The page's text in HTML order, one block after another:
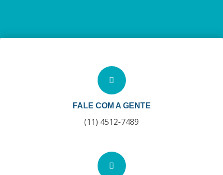
FALE COM A GENTE
(11) 4512-7489